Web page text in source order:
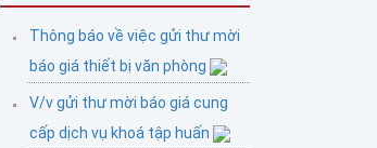
Thông báo về việc gửi thư mời
báo giá thiết bị văn phòng
V/v gửi thư mời báo giá cung
cấp dịch vụ khoá tập huấn